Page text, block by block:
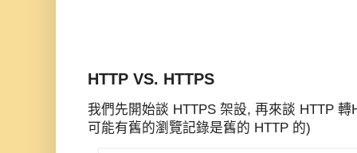
HTTP VS. HTTPS
我們先開始談 HTTPS 架設, 再來談 HTTP
可能有舊的瀏覽記錄是舊的 HTTP 的)